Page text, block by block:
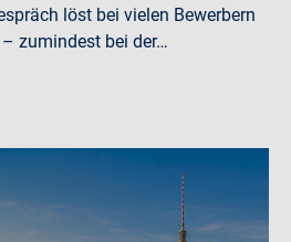
löst bei vielen Bewerbern
zumindest bei der…